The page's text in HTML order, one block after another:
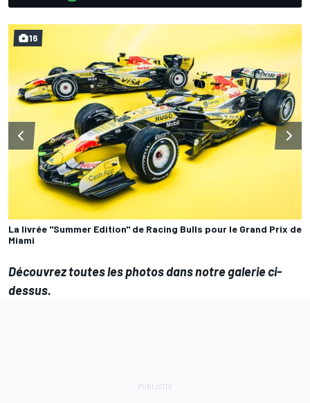
La livrée "Summer Edition" de Racing Bulls pour le Grand Prix de
Miami
16
Découvrez toutes les photos dans notre galerie ci-
dessus.